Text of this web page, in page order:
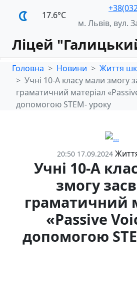
17.6°С
м. Львів, вул.
Ліцей
Головна Новини
Життя
Учні 10-А класу мали змогу
граматичний матеріал
допомогою STEM- уроку
20:50 17.09.2024
Учні 10-А
змогу
граматичний
«Passive
допомогою